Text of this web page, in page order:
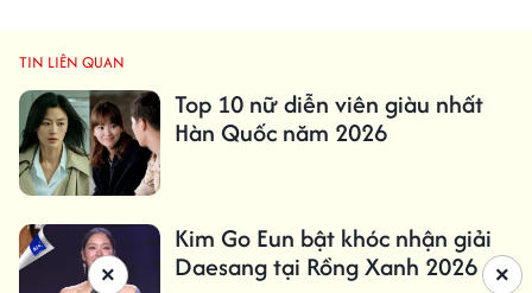
TIN LIÊN QUAN
Top 10 nữ diễn viên giàu nhất
Hàn Quốc năm 2026
Kim Go Eun bật khóc nhận giải
Daesang tại Rồng Xanh 2026
×
×